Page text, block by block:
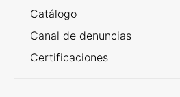
Catálogo
Canal de denuncias
Certificaciones